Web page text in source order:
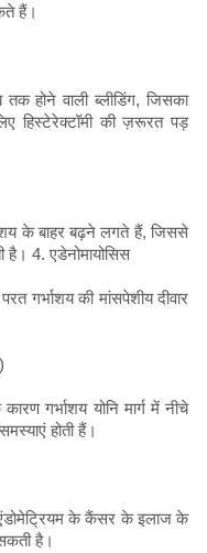
हैं।
होने वाली ब्लीडिंग, जिसका
हिस्टेरेक्टॉमी की ज़रूरत पड़
के बाहर बढ़ने लगते हैं, जिससे
है। 4. एडेनोमायोसिस
गर्भाशय की मांसपेशीय दीवार
गर्भाशय योनि मार्ग में नीचे
होती हैं।
एंडोमेट्रियम के कैंसर के इलाज के
है।